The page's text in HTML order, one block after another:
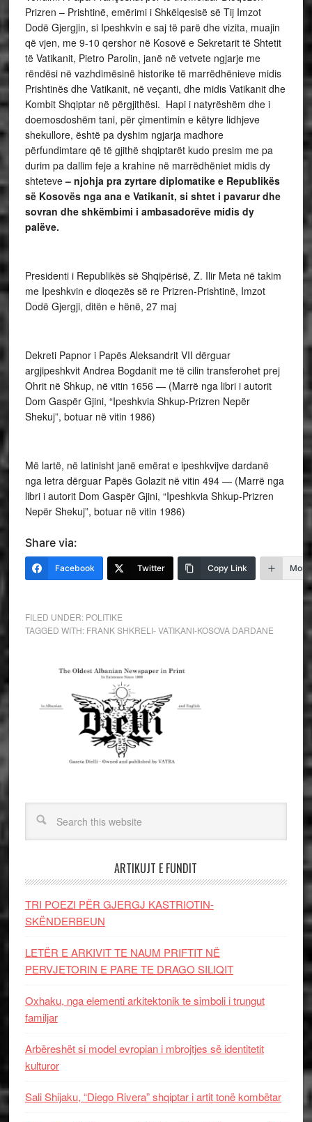
Prizren – Prishtinë, emërimi i Shkëlqesisë së Tij Imzot
Dodë Gjergjin, si Ipeshkvin e saj të parë dhe vizita, muajin
që vjen, me 9-10 qershor në Kosovë e Sekretarit të Shtetit
të Vatikanit, Pietro Parolin, janë në vetvete ngjarje me
rëndësi në vazhdimësinë historike të marrëdhënieve midis
Prishtinës dhe Vatikanit, në veçanti, dhe midis Vatikanit dhe
Kombit Shqiptar në përgjithësi. Hapi i natyrëshëm dhe i
doemosdoshëm tani, për çimentimin e këtyre lidhjeve
shekullore, është pa dyshim ngjarja madhore
përfundimtare që të gjithë shqiptarët kudo presim me pa
durim pa dallim feje a krahine në marrëdhëniet midis dy
shteteve– njohja pra zyrtare diplomatike e Republikës
së Kosovës nga ana e Vatikanit, si shtet i pavarur dhe
sovran dhe shkëmbimi i ambasadorëve midis dy
palëve.
Presidenti i Republikës së Shqipërisë, Z. Ilir Meta në takim
me Ipeshkvin e dioqezës së re Prizren-Prishtinë, Imzot
Dodë Gjergji, ditën e hënë, 27 maj
Dekreti Papnor i Papës Aleksandrit VII dërguar
argjipeshkvit Andrea Bogdanit me të cilin transferohet prej
Ohrit në Shkup, në vitin 1656 — (Marrë nga libri i autorit
Dom Gaspër Gjini, “Ipeshkvia Shkup-Prizren Nepër
Shekuj”, botuar në vitin 1986)
Më lartë, në latinisht janë emërat e ipeshkvijve dardanë
nga letra dërguar Papës Golazit në vitin 494 — (Marrë nga
libri i autorit Dom Gaspër Gjini, “Ipeshkvia Shkup-Prizren
Nepër Shekuj”, botuar në vitin 1986)
Share via:
Facebook Twitter Copy Link More
FILED UNDER: POLITIKE
TAGGED WITH: FRANK SHKRELI- VATIKANI-KOSOVA DARDANE
ARTIKUJT E FUNDIT
TRI POEZI PËR GJERGJ KASTRIOTIN-
SKËNDERBEUN
LETËR E ARKIVIT TE NAUM PRIFTIT NË
PERVJETORIN E PARE TE DRAGO SILIQIT
Oxhaku, nga elementi arkitektonik te simboli i trungut
familjar
Arbëreshët si model evropian i mbrojtjes së identitetit
kulturor
Sali Shijaku, “Diego Rivera” shqiptar i artit tonë kombëtar